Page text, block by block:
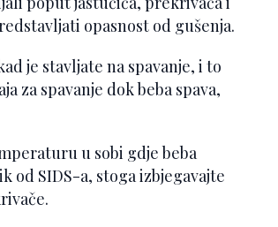
opasnost od gušenja.
je stavljate na spavanje, i to
za spavanje dok beba spava,
u sobi gdje beba
od SIDS-a, stoga izbjegavajte